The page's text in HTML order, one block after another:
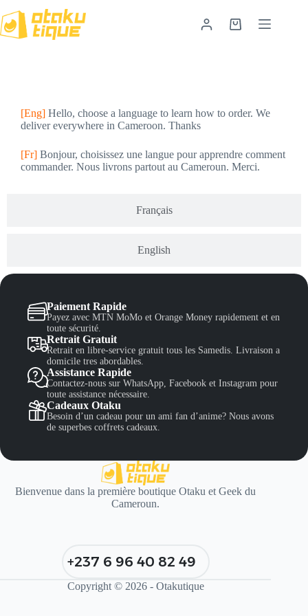
Français
English
[Eng] Hello, choose a language to learn how to order. We
deliver everywhere in Cameroon. Thanks
[Fr] Bonjour, choisissez une langue pour apprendre comment
commander. Nous livrons partout au Cameroun. Merci.
Paiement Rapide
Payez avec MTN MoMo et Orange Money rapidement et en
toute sécurité.
Retrait Gratuit
Retrait en libre-service gratuit tous les Samedis. Livraison a
domicile tres abordables.
Assistance Rapide
Contactez-nous sur WhatsApp, Facebook et Instagram pour
toute assistance nécessaire.
Cadeaux Otaku
Besoin d’un cadeau pour un ami fan d’anime? Nous avons
de superbes coffrets cadeaux.
Bienvenue dans la première boutique Otaku et Geek du
Cameroun.
+237 6 96 40 82 49
Copyright © 2026 - Otakutique